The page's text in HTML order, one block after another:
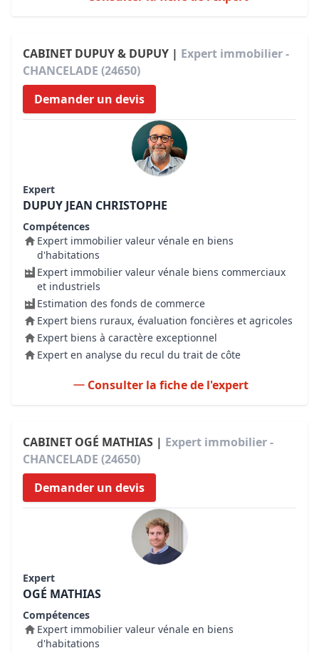
CABINET DUPUY & DUPUY | Expert immobilier -
CHANCELADE (24650)
Demander un devis
Expert
DUPUY JEAN CHRISTOPHE
Compétences
Expert immobilier valeur vénale en biens
d'habitations
Expert immobilier valeur vénale biens commerciaux
et industriels
Estimation des fonds de commerce
Expert biens ruraux, évaluation foncières et agricoles
Expert biens à caractère exceptionnel
Expert en analyse du recul du trait de côte
Consulter la fiche de l'expert
CABINET OGÉ MATHIAS | Expert immobilier -
CHANCELADE (24650)
Demander un devis
Expert
OGÉ MATHIAS
Compétences
Expert immobilier valeur vénale en biens
d'habitations